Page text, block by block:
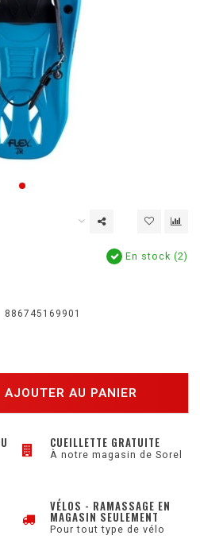
En stock (2)
886745169901
AJOUTER AU PANIER
CUEILLETTE GRATUITE
À notre magasin de Sorel
VÉLOS - RAMASSAGE EN
MAGASIN SEULEMENT
Pour tout type de vélo